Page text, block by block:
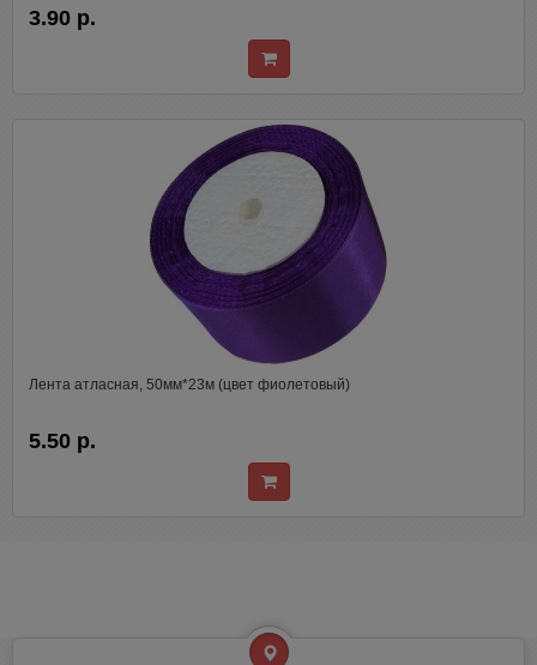
3.90 р.
Лента атласная, 50мм*23м (цвет фиолетовый)
5.50 р.